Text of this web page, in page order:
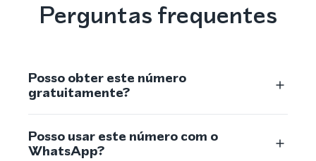
Perguntas frequentes
Posso obter este número
gratuitamente?
Posso usar este número com o
WhatsApp?